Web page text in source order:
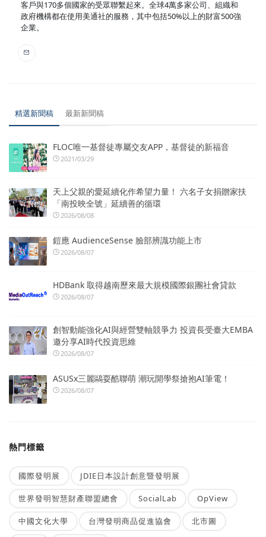
客戶與170多個國家的受眾聯繫起來。全球4萬多家公司、組織和
政府機構都在使用美通社的服務，其中包括50%以上的財富500強
企業。
精選新聞稿 最新新聞稿
FLOC唯一基督徒專屬交友APP，基督徒的新福音
2021/03/29
天上父親的愛延續化作希望力量！ 六名子女捐贈家扶
「南投映全號」延續善的循環
2026/08/08
鎧應 AudienceSense 臉部辨識功能上市
2026/08/07
HDBank 取得越南歷來最大規模國際銀團社會貸款
2026/08/07
創智動能強化AI與經營雙軸競爭力 投資長受臺大EMBA
邀分享AI時代投資思維
2026/08/07
ASUSx三麗鷗耍酷聯萌 潮玩開學祭搶抱AI筆電！
2026/08/07
熱門標籤
國際發明展 JDIE日本設計創意暨發明展
世界發明智慧財產聯盟總會 SocialLab OpView
中國文化大學 台灣發明商品促進協會 北市圖